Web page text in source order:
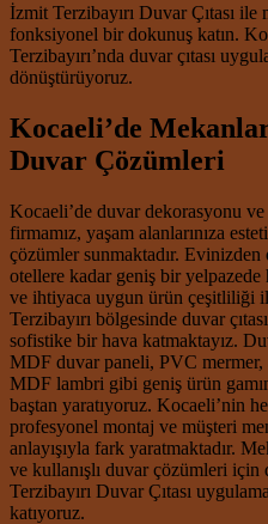
İzmit Terzibayırı Duvar Çıtası ile
fonksiyonel bir dokunuş katın.
Terzibayırı’nda duvar çıtası
dönüştürüyoruz.
Kocaeli’de
Duvar Çözümleri
Kocaeli’de duvar dekorasyonu
firmamız, yaşam alanlarınıza
çözümler sunmaktadır. Evinizden
otellere kadar geniş bir
ve ihtiyaca uygun ürün çeşitliliği
Terzibayırı bölgesinde duvar
sofistike bir hava katmaktayız.
MDF duvar paneli, PVC
MDF lambri gibi geniş ürün
baştan yaratıyoruz. Kocaeli’nin
profesyonel montaj ve müşteri
anlayışıyla fark yaratmaktadır.
ve kullanışlı duvar çözümleri
Terzibayırı Duvar Çıtası
katıyoruz.